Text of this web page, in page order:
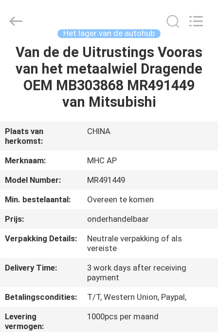
HUIS
PRODUCTEN
ONS
FABRIEKSREIS
KWALITEITSCONTROLE
NEEM
CONTACT
OM
EEN
Limited.
Het lager van de autohub
Van de de Uitrustings Vooras
van het metaalwiel Dragende
OEM MB303868 MR491449
van Mitsubishi
Plaats van
herkomst:
CHINA
Merknaam:
MHC AP
Model Number:
MR491449
Min. bestelaantal:
Overeen te komen
Prijs:
onderhandelbaar
Verpakking Details:
Neutrale verpakking of als
vereiste
Delivery Time:
3 work days after receiving
payment
Betalingscondities:
T/T, Western Union, Paypal,
Levering
vermogen:
1000pcs per maand